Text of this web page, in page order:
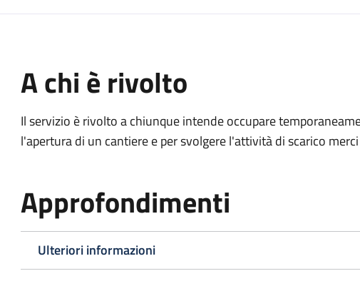
A chi è rivolto
Il servizio è rivolto a chiunque intende occupare
l'apertura di un cantiere e per svolgere l'attività di scarico
Approfondimenti
Ulteriori informazioni